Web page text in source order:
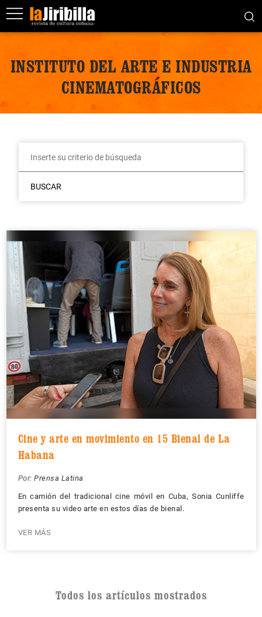
INSTITUTO DEL ARTE E INDUSTRIA
CINEMATOGRÁFICOS
BUSCAR
Cine y arte en movimiento en 15 Bienal de La
Habana
Por: Prensa Latina
En camión del tradicional cine móvil en Cuba, Sonia Cunliffe
presenta su video arte en estos días de bienal.
VER MÁS
Todos los artículos mostrados